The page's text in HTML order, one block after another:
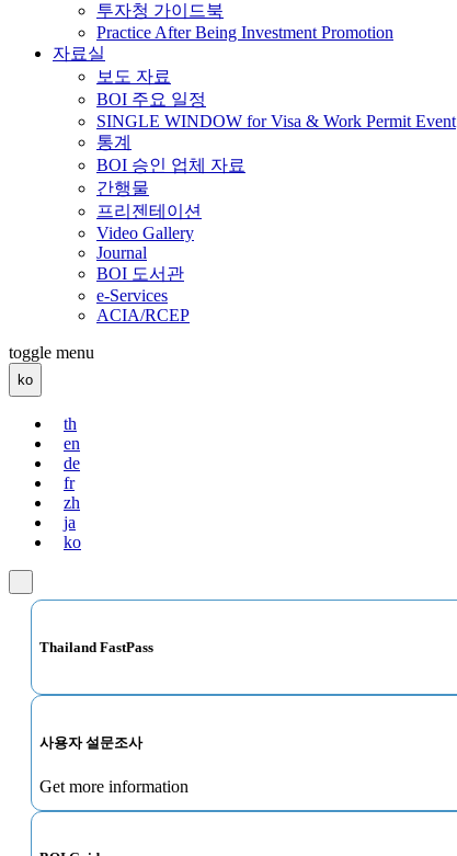
투자청 가이드북
Practice After Being Investment Promotion
자료실
보도 자료
BOI 주요 일정
SINGLE WINDOW for Visa & Work Permit Event
통계
BOI 승인 업체 자료
간행물
프리젠테이션
Video Gallery
Journal
BOI 도서관
e-Services
ACIA/RCEP
toggle menu
ko
th
en
de
fr
zh
ja
ko
Thailand FastPass
사용자 설문조사
Get more information